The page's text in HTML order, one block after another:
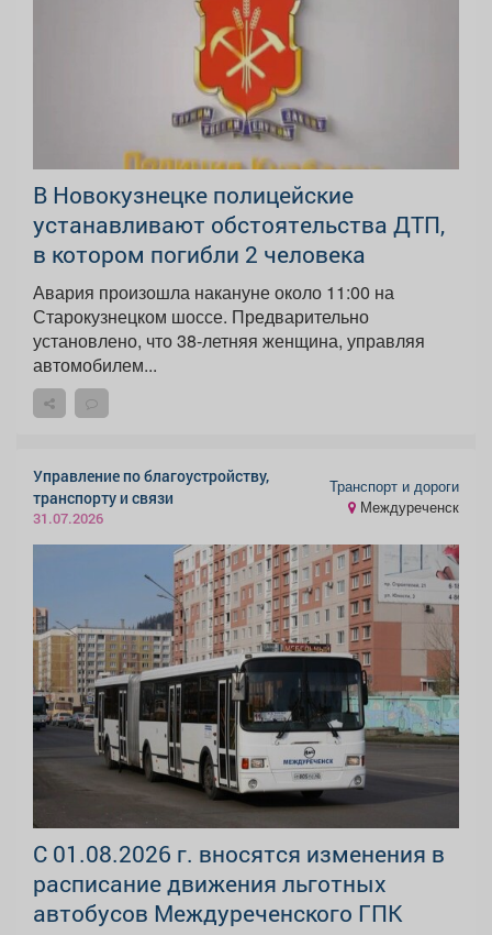
В Новокузнецке полицейские
устанавливают обстоятельства ДТП,
в котором погибли 2 человека
Авария произошла накануне около 11:00 на
Старокузнецком шоссе. Предварительно
установлено, что 38-летняя женщина, управляя
автомобилем...
Управление по благоустройству,
транспорту и связи
31.07.2026
Транспорт и дороги
Междуреченск
С 01.08.2026 г. вносятся изменения в
расписание движения льготных
автобусов Междуреченского ГПК